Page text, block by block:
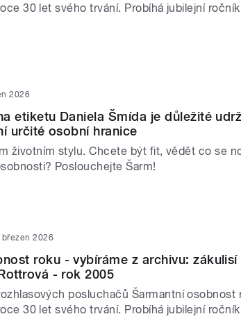
30 let svého trvání. Probíhá jubilejní
2026
etiketu Daniela Šmída je důležité
určité osobní hranice
životním stylu. Chcete být fit, vědět co se
Poslouchejte Šarm!
březen 2026
roku - vybíráme z archivu: zákulisí
- rok 2005
posluchačů Šarmantní osobnost
30 let svého trvání. Probíhá jubilejní